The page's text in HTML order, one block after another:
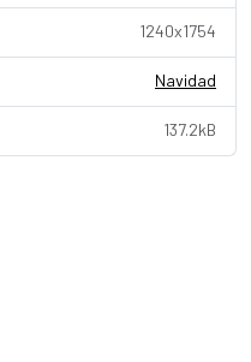
1240x1754
Navidad
137.2kB